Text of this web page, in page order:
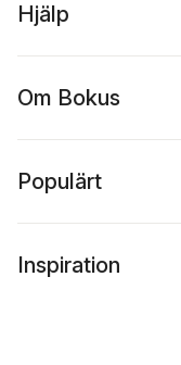
Hjälp
Om Bokus
Populärt
Inspiration